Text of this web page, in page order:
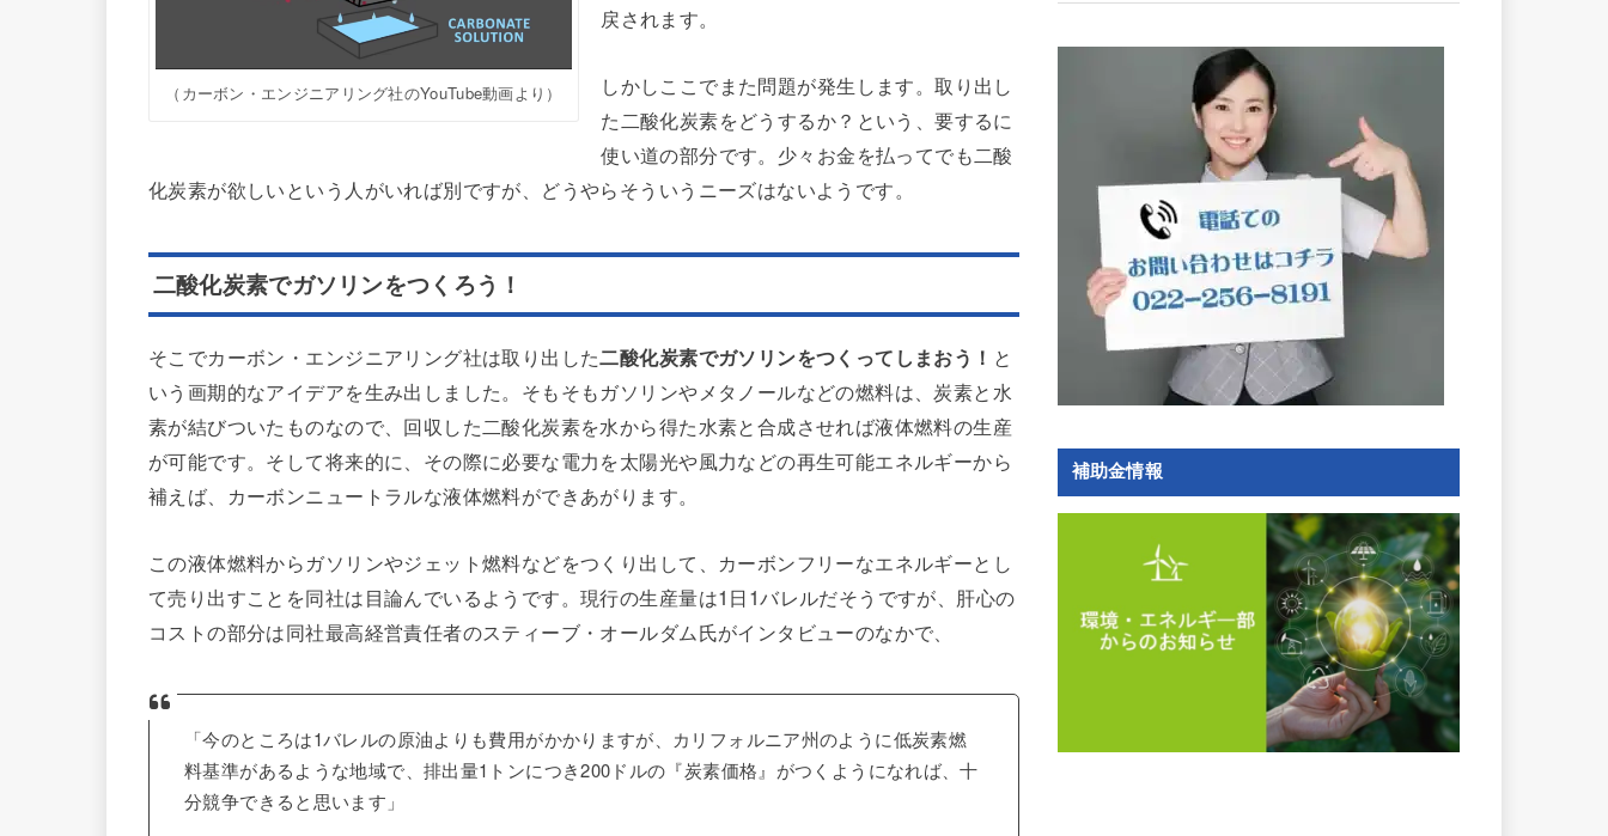
（カーボン・エンジニアリング社のYouTube動画より）
戻されます。
しかしここでまた問題が発生します。取り出し
た二酸化炭素をどうするか？という、要するに
使い道の部分です。少々お金を払ってでも二酸
化炭素が欲しいという人がいれば別ですが、どうやらそういうニーズはないようです。
二酸化炭素でガソリンをつくろう！
そこでカーボン・エンジニアリング社は取り出した二酸化炭素でガソリンをつくってしまおう！ と
いう画期的なアイデアを生み出しました。そもそもガソリンやメタノールなどの燃料は、炭素と水
素が結びついたものなので、回収した二酸化炭素を水から得た水素と合成させれば液体燃料の生産
が可能です。そして将来的に、その際に必要な電力を太陽光や風力などの再生可能エネルギーから
補えば、カーボンニュートラルな液体燃料ができあがります。
この液体燃料からガソリンやジェット燃料などをつくり出して、カーボンフリーなエネルギーとし
て売り出すことを同社は目論んでいるようです。現行の生産量は1日1バレルだそうですが、肝心の
コストの部分は同社最高経営責任者のスティーブ・オールダム氏がインタビューのなかで、
「今のところは1バレルの原油よりも費用がかかりますが、カリフォルニア州のように低炭素燃
料基準があるような地域で、排出量1トンにつき200ドルの『炭素価格』がつくようになれば、十
分競争できると思います」
補助金情報